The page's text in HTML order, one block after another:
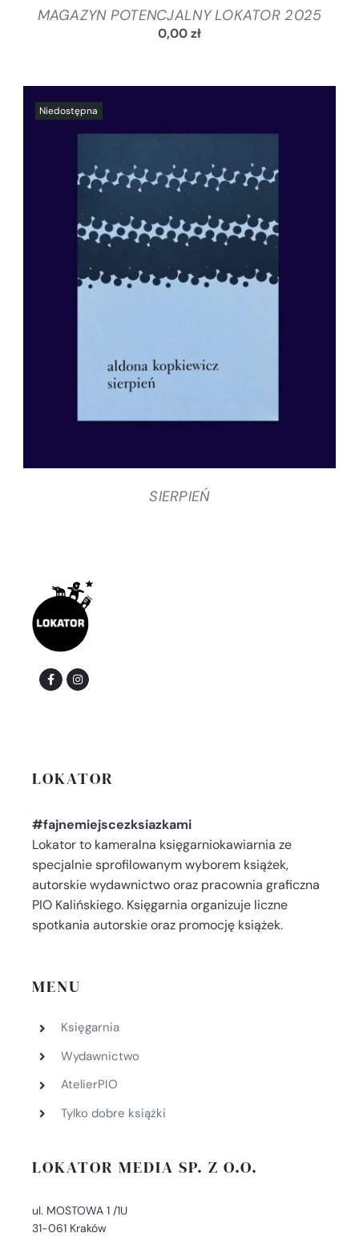
MAGAZYN POTENCJALNY LOKATOR 2025
0,00zł
SZCZEGÓŁY
SIERPIEŃ
LOKATOR
#fajnemiejscezksiazkami
Lokator to kameralna księgarniokawiarnia ze
specjalnie sprofilowanym wyborem książek,
autorskie wydawnictwo oraz pracownia graficzna
PIO Kalińskiego. Księgarnia organizuje liczne
spotkania autorskie oraz promocję książek.
MENU
Księgarnia
Wydawnictwo
AtelierPIO
Tylko dobre książki
LOKATOR MEDIA SP. Z O.O.
ul. MOSTOWA 1 /1U
31-061 Kraków